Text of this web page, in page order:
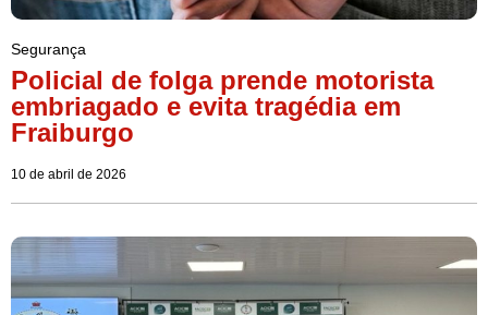
Segurança
Policial de folga prende motorista
embriagado e evita tragédia em
Fraiburgo
10 de abril de 2026